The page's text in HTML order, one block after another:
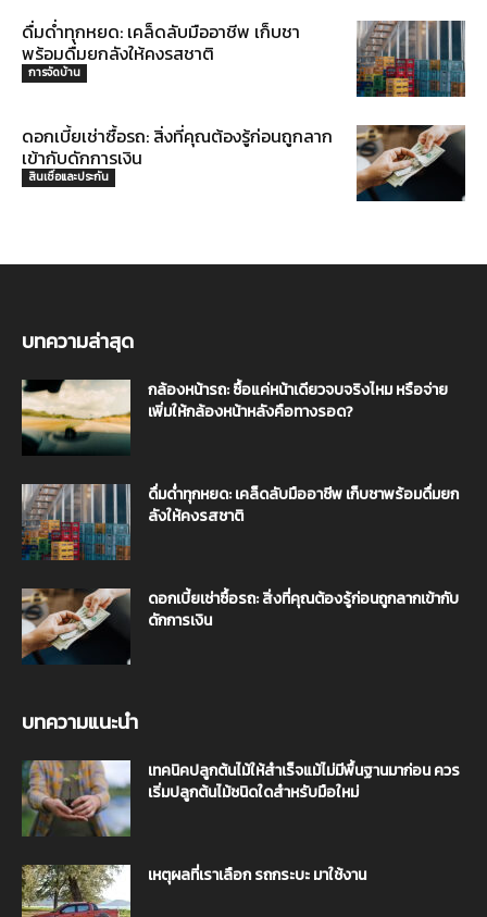
ดื่มด่ำทุกหยด: เคล็ดลับมืออาชีพ เก็บชา
พร้อมดื่มยกลังให้คงรสชาติ
การจัดบ้าน
ดอกเบี้ยเช่าซื้อรถ: สิ่งที่คุณต้องรู้ก่อนถูกลาก
เข้ากับดักการเงิน
สินเชื่อและประกัน
บทความล่าสุด
กล้องหน้ารถ: ซื้อแค่หน้าเดียวจบจริงไหม หรือจ่าย
เพิ่มให้กล้องหน้าหลังคือทางรอด?
ดื่มด่ำทุกหยด: เคล็ดลับมืออาชีพ เก็บชาพร้อมดื่มยก
ลังให้คงรสชาติ
ดอกเบี้ยเช่าซื้อรถ: สิ่งที่คุณต้องรู้ก่อนถูกลากเข้ากับ
ดักการเงิน
บทความแนะนำ
เทคนิคปลูกต้นไม้ให้สำเร็จแม้ไม่มีพื้นฐานมาก่อน ควร
เริ่มปลูกต้นไม้ชนิดใดสำหรับมือใหม่
เหตุผลที่เราเลือก รถกระบะ มาใช้งาน